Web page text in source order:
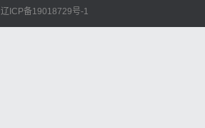
辽ICP备19018729号-1